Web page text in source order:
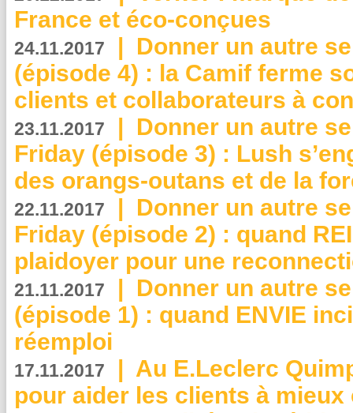
France et éco-conçues
24.11.2017 | Donner un autre
(épisode 4) : la Camif ferme
clients et collaborateurs à
23.11.2017 | Donner un autre
Friday (épisode 3) : Lush
des orangs-outans et de la
22.11.2017 | Donner un autre
Friday (épisode 2) : quand
plaidoyer pour une
21.11.2017 | Donner un autre
(épisode 1) : quand ENVIE
réemploi
17.11.2017 | Au E.Leclerc
pour aider les clients à